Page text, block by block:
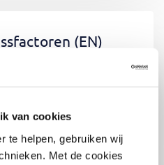
van cookies
te helpen, gebruiken wij
Met de cookies
(EN)